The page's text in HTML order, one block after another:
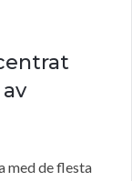
med de flesta